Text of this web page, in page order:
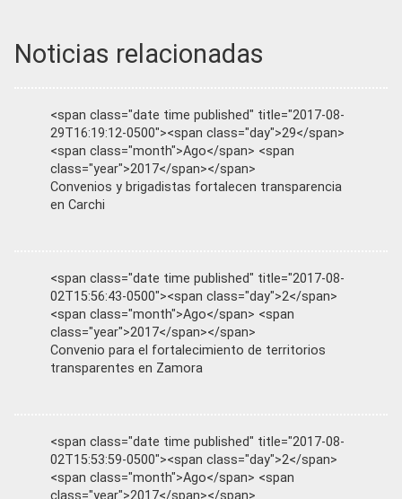
Noticias relacionadas
<span class="date time published" title="2017-08-
29T16:19:12-0500"><span class="day">29</span>
<span class="month">Ago</span> <span
class="year">2017</span></span>
Convenios y brigadistas fortalecen transparencia
en Carchi
<span class="date time published" title="2017-08-
02T15:56:43-0500"><span class="day">2</span>
<span class="month">Ago</span> <span
class="year">2017</span></span>
Convenio para el fortalecimiento de territorios
transparentes en Zamora
<span class="date time published" title="2017-08-
02T15:53:59-0500"><span class="day">2</span>
<span class="month">Ago</span> <span
class="year">2017</span></span>